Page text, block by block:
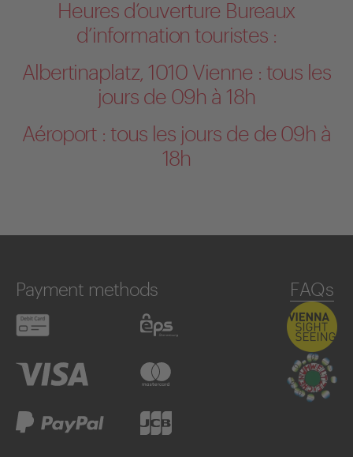
Heures d’ouverture Bureaux
d’information touristes :
Albertinaplatz, 1010 Vienne : tous les
jours de 09h à 18h
Aéroport : tous les jours de de 09h à
18h
Payment methods FAQs